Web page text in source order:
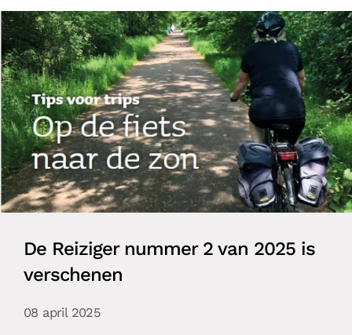
De Reiziger nummer 2 van 2025 is
verschenen
08 april 2025